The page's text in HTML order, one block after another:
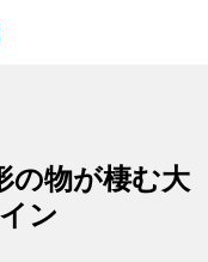
の物が棲む大
ン